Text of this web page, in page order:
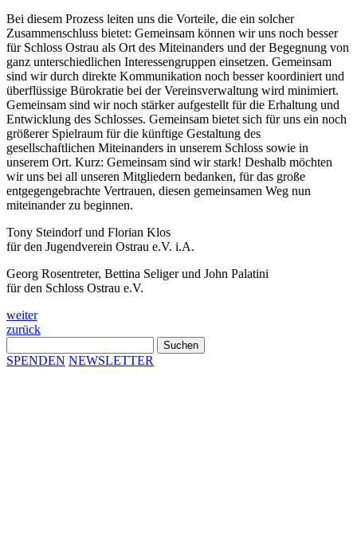
Bei diesem Prozess leiten uns die Vorteile, die ein solcher
Zusammenschluss bietet: Gemeinsam können wir uns noch besser
für Schloss Ostrau als Ort des Miteinanders und der Begegnung von
ganz unterschiedlichen Interessengruppen einsetzen. Gemeinsam
sind wir durch direkte Kommunikation noch besser koordiniert und
überflüssige Bürokratie bei der Vereinsverwaltung wird minimiert.
Gemeinsam sind wir noch stärker aufgestellt für die Erhaltung und
Entwicklung des Schlosses. Gemeinsam bietet sich für uns ein noch
größerer Spielraum für die künftige Gestaltung des
gesellschaftlichen Miteinanders in unserem Schloss sowie in
unserem Ort. Kurz: Gemeinsam sind wir stark! Deshalb möchten
wir uns bei all unseren Mitgliedern bedanken, für das große
entgegengebrachte Vertrauen, diesen gemeinsamen Weg nun
miteinander zu beginnen.
Tony Steindorf und Florian Klos
für den Jugendverein Ostrau e.V. i.A.
Georg Rosentreter, Bettina Seliger und John Palatini
für den Schloss Ostrau e.V.
Beitragsnavigation
weiter
zurück
nach:
SPENDEN NEWSLETTER